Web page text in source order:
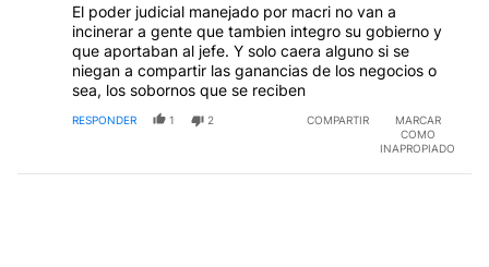
El poder judicial manejado por macri no van a
incinerar a gente que tambien integro su gobierno y
que aportaban al jefe. Y solo caera alguno si se
niegan a compartir las ganancias de los negocios o
sea, los sobornos que se reciben
RESPONDER 1 2 COMPARTIR
MARCAR
COMO
INAPROPIADO